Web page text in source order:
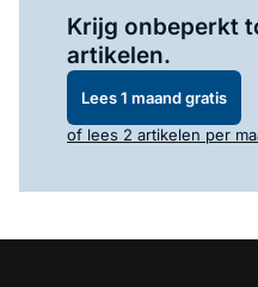
Krijg onbeperkt
artikelen.
Lees 1 maand gratis
of lees 2 artikelen per